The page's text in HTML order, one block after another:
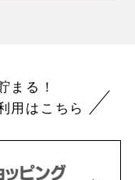
まる！
用はこちら